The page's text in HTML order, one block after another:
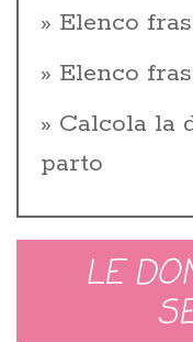
Elenco
Elenco
Calcola la
parto
LE